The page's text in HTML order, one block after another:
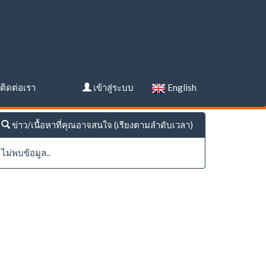
ติดต่อเรา เข้าสู่ระบบ English
ข่าว/เนื้อหาที่คุณอาจสนใจ (เรียงตามลำดับเวลา)
ไม่พบข้อมูล..